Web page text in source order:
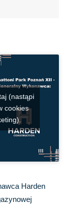
(nastąpi
cookies
Harden